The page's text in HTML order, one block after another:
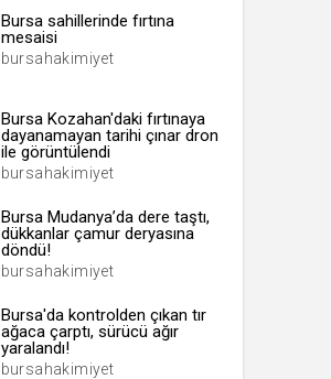
Bursa sahillerinde fırtına
mesaisi
bursahakimiyet
Bursa Kozahan'daki fırtınaya
dayanamayan tarihi çınar dron
ile görüntülendi
bursahakimiyet
Bursa Mudanya’da dere taştı,
dükkanlar çamur deryasına
döndü!
bursahakimiyet
Bursa'da kontrolden çıkan tır
ağaca çarptı, sürücü ağır
yaralandı!
bursahakimiyet